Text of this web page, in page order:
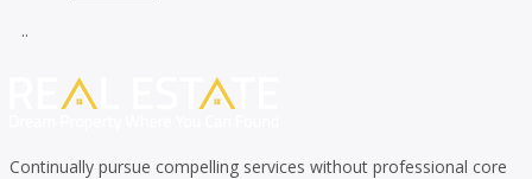
..
Continually pursue compelling services without professional core